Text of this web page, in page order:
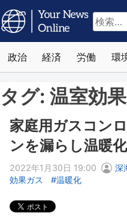
検
索:
政治 経済 労働 環
タグ: 温室効
家庭用ガスコン
ンを漏らし温暖
2022年1月30日 19:00 深
効果ガス
温暖化